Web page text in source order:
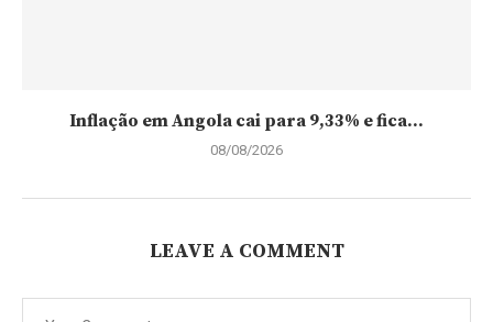
Inflação em Angola cai para 9,33% e fica...
08/08/2026
LEAVE A COMMENT